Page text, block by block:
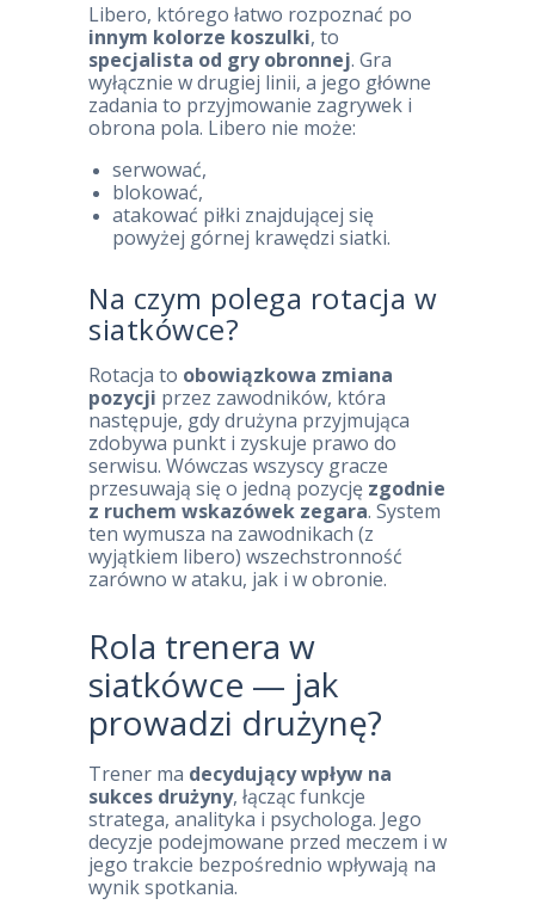
Libero, którego łatwo rozpoznać po
innym kolorze koszulki, to
specjalista od gry obronnej. Gra
wyłącznie w drugiej linii, a jego główne
zadania to przyjmowanie zagrywek i
obrona pola. Libero nie może:
serwować,
blokować,
atakować piłki znajdującej się
powyżej górnej krawędzi siatki.
Na czym polega rotacja w
siatkówce?
Rotacja to obowiązkowa zmiana
pozycji przez zawodników, która
następuje, gdy drużyna przyjmująca
zdobywa punkt i zyskuje prawo do
serwisu. Wówczas wszyscy gracze
przesuwają się o jedną pozycję zgodnie
z ruchem wskazówek zegara. System
ten wymusza na zawodnikach (z
wyjątkiem libero) wszechstronność
zarówno w ataku, jak i w obronie.
Rola trenera w
siatkówce — jak
prowadzi drużynę?
Trener ma decydujący wpływ na
sukces drużyny, łącząc funkcje
stratega, analityka i psychologa. Jego
decyzje podejmowane przed meczem i w
jego trakcie bezpośrednio wpływają na
wynik spotkania.